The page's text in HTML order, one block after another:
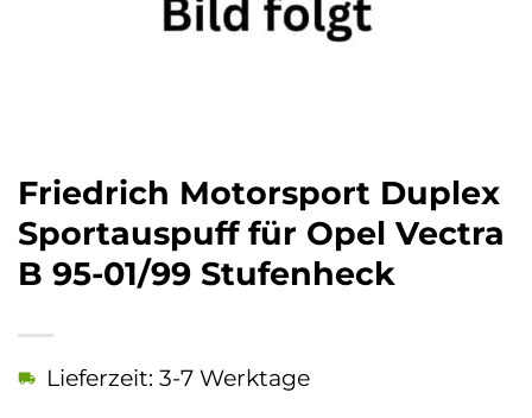
Friedrich Motorsport Duplex
Sportauspuff für Opel Vectra
B 95-01/99 Stufenheck
Lieferzeit: 3-7 Werktage